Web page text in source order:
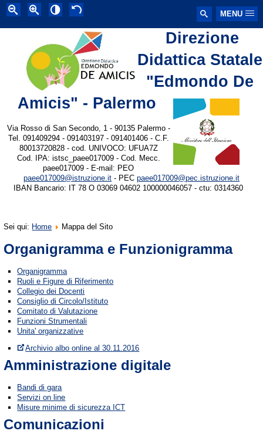
MENU
Direzione
Didattica Statale
"Edmondo De
Amicis" - Palermo
Via Rosso di San Secondo, 1 - 90135 Palermo -
Tel. 091409294 - 091403197 - 091401406 - C.F.
80013720828 - cod. UNIVOCO: UFUA7Z
Cod. IPA: istsc_paee017009 - Cod. Mecc.
paee017009 - E-mail: PEO
paee017009@istruzione.it - PEC paee017009@pec.istruzione.it
IBAN Bancario: IT 78 O 03069 04602 100000046057 - ctu: 0314360
Sei qui: Home Mappa del Sito
Organigramma e Funzionigramma
Organigramma
Ruoli e Figure di Riferimento
Collegio dei Docenti
Consiglio di Circolo/Istituto
Comitato di Valutazione
Funzioni Strumentali
Unita' organizzative
Archivio albo online al 30.11.2016
Amministrazione digitale
Bandi di gara
Servizi on line
Misure minime di sicurezza ICT
Comunicazioni